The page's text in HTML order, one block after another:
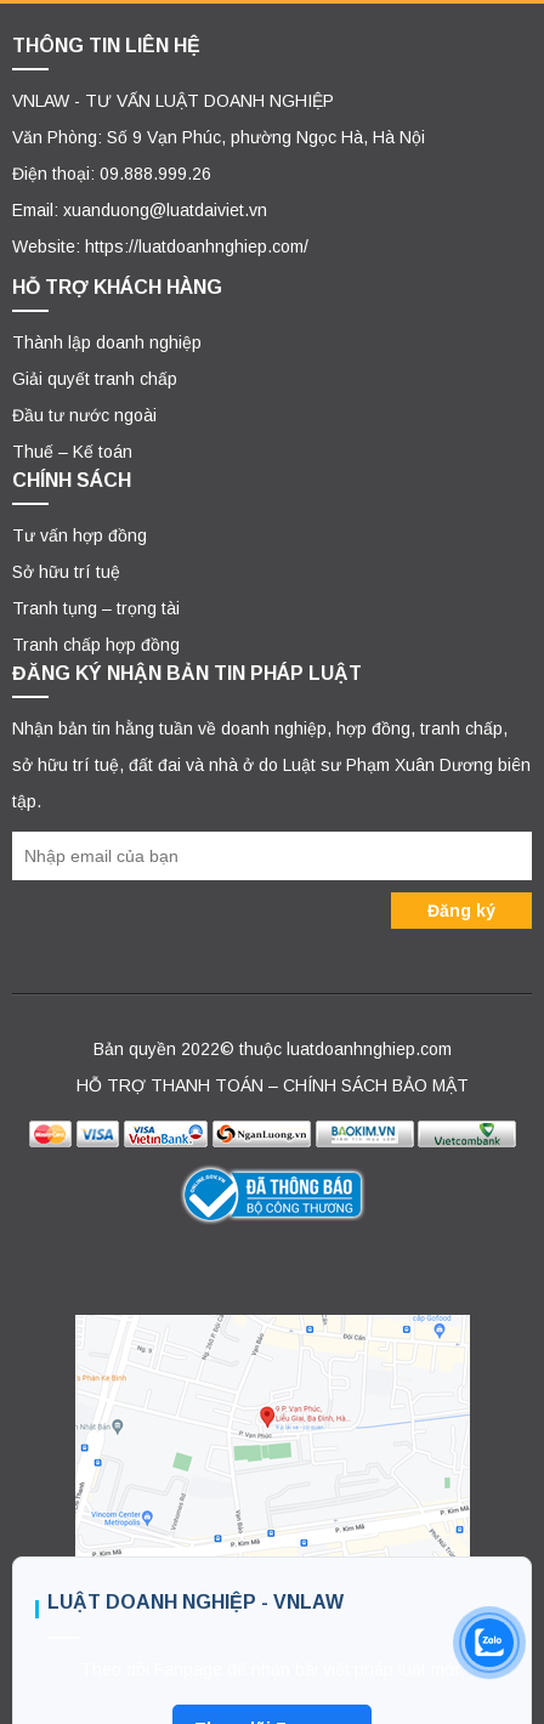
THÔNG TIN LIÊN HỆ
VNLAW - TƯ VẤN LUẬT DOANH NGHIỆP
Văn Phòng: Số 9 Vạn Phúc, phường Ngọc Hà, Hà Nội
Điện thoại: 09.888.999.26
Email: xuanduong@luatdaiviet.vn
Website: https://luatdoanhnghiep.com/
HỖ TRỢ KHÁCH HÀNG
Thành lập doanh nghiệp
Giải quyết tranh chấp
Đầu tư nước ngoài
Thuế – Kế toán
CHÍNH SÁCH
Tư vấn hợp đồng
Sở hữu trí tuệ
Tranh tụng – trọng tài
Tranh chấp hợp đồng
ĐĂNG KÝ NHẬN BẢN TIN PHÁP LUẬT
Nhận bản tin hằng tuần về doanh nghiệp, hợp đồng, tranh chấp,
sở hữu trí tuệ, đất đai và nhà ở do Luật sư Phạm Xuân Dương biên
tập.
Bản quyền 2022© thuộc luatdoanhnghiep.com
HỖ TRỢ THANH TOÁN – CHÍNH SÁCH BẢO MẬT
LUẬT DOANH NGHIỆP - VNLAW
Theo dõi Fanpage để nhận bài viết pháp luật mới.